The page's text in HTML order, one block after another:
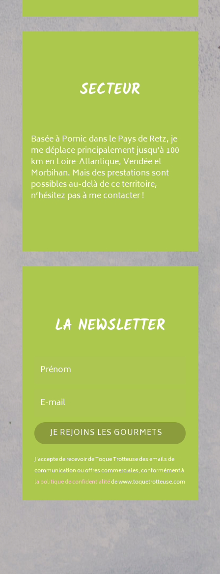
SECTEUR
Basée à Pornic dans le Pays de Retz, je
me déplace principalement jusqu'à 100
km en Loire-Atlantique, Vendée et
Morbihan. Mais des prestations sont
possibles au-delà de ce territoire,
n’hésitez pas à me contacter !
LA NEWSLETTER
JE REJOINS LES GOURMETS
J'accepte de recevoir de Toque Trotteuse des emails de
communication ou offres commerciales, conformément à
la politique de confidentialitéde www.toquetrotteuse.com